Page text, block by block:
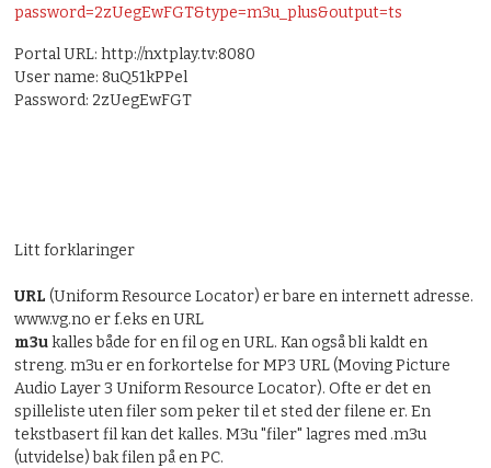
password=2zUegEwFGT&type=m3u_plus&output=ts
Portal URL: http://nxtplay.tv:8080
User name: 8uQ51kPPel
Password: 2zUegEwFGT
Litt forklaringer
URL (Uniform Resource Locator) er bare en internett adresse.
www.vg.no er f.eks en URL
m3ukalles både for en fil og en URL. Kan også bli kaldt en
streng. m3u er en forkortelse for MP3 URL (Moving Picture
Audio Layer 3 Uniform Resource Locator). Ofte er det en
spilleliste uten filer som peker til et sted der filene er. En
tekstbasert fil kan det kalles. M3u "filer" lagres med .m3u
(utvidelse) bak filen på en PC.